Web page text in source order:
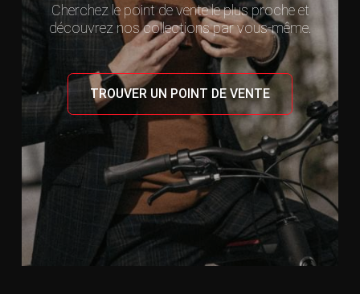
Cherchez le point de vente le plus proche et
découvrez nos collections par vous-même.
TROUVER UN POINT DE VENTE